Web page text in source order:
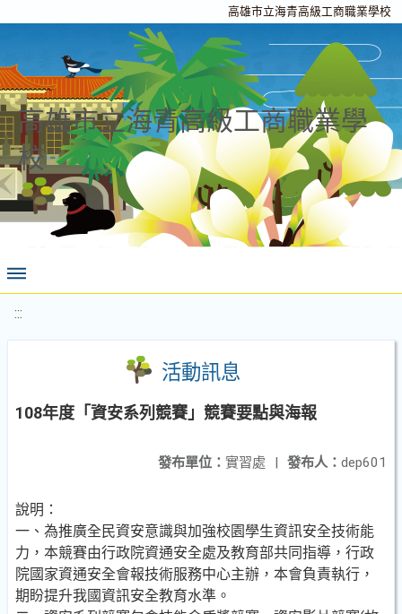
高雄市立海青高級工商職業學校
高雄市立海青高級工商職業學
校
:::
活動訊息
108年度「資安系列競賽」競賽要點與海報
發布人： dep601
發布單位： 實習處 |
說明：
一、為推廣全民資安意識與加強校園學生資訊安全技術能
力，本競賽由行政院資通安全處及教育部共同指導，行政
院國家資通安全會報技術服務中心主辦，本會負責執行，
期盼提升我國資訊安全教育水準。